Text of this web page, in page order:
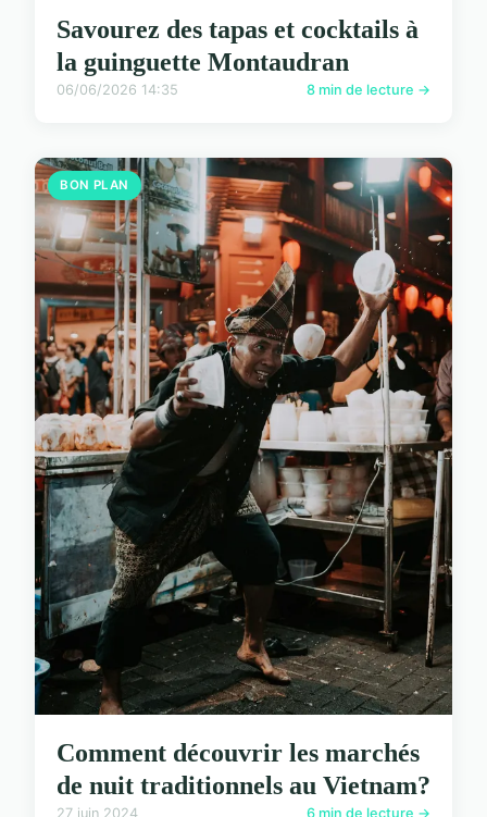
Savourez des tapas et cocktails à
la guinguette Montaudran
06/06/2026 14:35 8 min de lecture →
BON PLAN
Comment découvrir les marchés
de nuit traditionnels au Vietnam?
27 juin 2024 6 min de lecture →